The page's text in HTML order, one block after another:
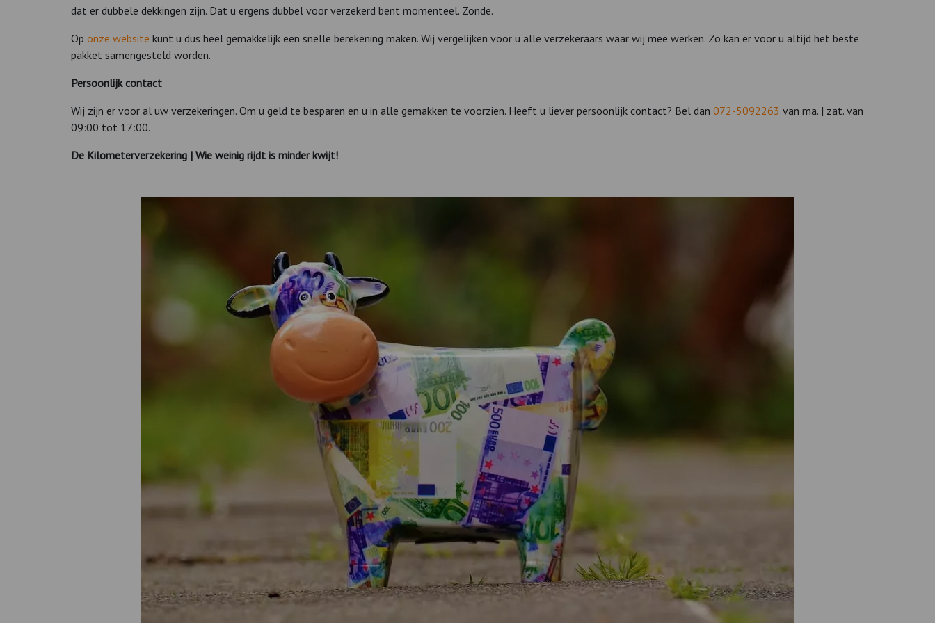
dat er dubbele dekkingen zijn. Dat u ergens dubbel voor verzekerd bent momenteel. Zonde.
Op onze website kunt u dus heel gemakkelijk een snelle berekening maken. Wij vergelijken voor u alle verzekeraars waar wij mee werken. Zo kan er voor u altijd het beste
pakket samengesteld worden.
Persoonlijk contact
Wij zijn er voor al uw verzekeringen. Om u geld te besparen en u in alle gemakken te voorzien. Heeft u liever persoonlijk contact? Bel dan 072-5092263 van ma. | zat. van
09:00 tot 17:00.
De Kilometerverzekering | Wie weinig rijdt is minder kwijt!